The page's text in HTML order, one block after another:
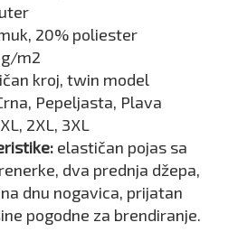
20% poliester
m2
kroj, twin model
Pepeljasta, Plava
2XL, 3XL
elastičan pojas sa
dva prednja džepa,
dnu nogavica, prijatan
pogodne za brendiranje.